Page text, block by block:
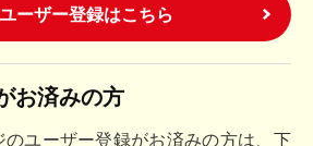
ーザー登録はこちら
お済みの方
のユーザー登録がお済みの方は、下